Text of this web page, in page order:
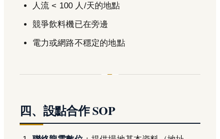
人流 < 100 人/天的地點
競爭飲料機已在旁邊
電力或網路不穩定的地點
四、設點合作 SOP